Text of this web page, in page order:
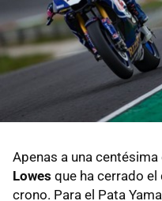
Apenas a una
Lowes que ha cerrado
crono. Para el Pata